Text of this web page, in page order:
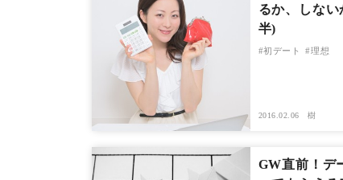
るか、しない
半)
初デート 理想
2016.02.06 樹
GW直前！デ